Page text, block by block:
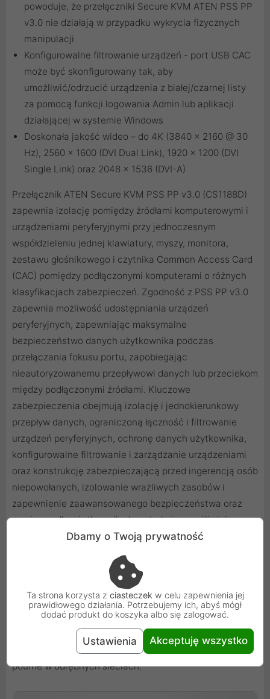
powoduje, że przełączniki Secure KVM ATEN PSS PP
v3.0 nie działają w przypadku wykrycia fizycznych
manipulacji
Konfigurowalne filtrowanie urządzeń - port USB CAC
może być skonfigurowany tak, aby
umożliwić/odrzucić urządzenia z białej/czarnej listy
za pomocą funkcji logowania Admin lub aplikacji
działającej w systemie Windows
Doskonała jakość wideo – do 4K (3840 x 2160 @ 30
Hz), 2560 x 1600 (DVI Dual Link), 1920 x 1200 (DVI
Single Link) oraz 2048 x 1536 (DVI-A)
Przełącznik ATEN Secure KVM PSS PP v3.0 (CS1188D)
zapewnia izolację pomiędzy źródłami komputerowymi i
urządzeniami peryferyjnymi przy jednoczesnym
współdzieleniu jednej klawiatury, myszy, monitora,
zestawu głośnikowego i czytnika Common Access Card
(CAC) pomiędzy podłączonymi komputerami o różnych
klasyfikacjach zabezpieczeń. Zgodność z PSS PP v3.0
zapewnia możliwość udostępniania urządzeń
peryferyjnych, zapewniając maksymalne
bezpieczeństwo danych użytkownika podczas
przełączania fokusu portu, zapobiegając
nieautoryzowanemu przepływowi danych lub przeciekom
między podłączonymi źródłami. Kluczowe
zabezpieczenia obejmują izolację i jednokierunkowy
przepływ danych, ograniczoną łączność i filtrowanie
urządzeń peryferyjnych, ochronę danych użytkownika,
konfigurowalne filtrowanie i zarządzanie urządzeniami
oraz konstrukcję zabezpieczającą przed ingerencją osób
niepowołanych, izolowanie wrażliwych zasobów i
zapewnienie zaawansowanego bezpieczeństwa oraz
przyjazną dla użytkownika konstrukcję umożliwiającą
natychmiastowe bezpieczne wdrożenie.
Dzięki wielowarstwowym zabezpieczeniom przełącznik
ATEN Secure KVM PSS PP v3.0 (CS1188D) zapewnia
wysoki poziom bezpieczeństwa komputerów
stacjonarnych i ochrony danych w takich
zastosowaniach, jak agencje rządowe, finanse i inne
organizacje, które często obsługują dane wrażliwe lub
poufne w odrębnych sieciach.
Dbamy o Twoją prywatność
Ta strona korzysta z ciasteczek w celu zapewnienia jej
prawidłowego działania. Potrzebujemy ich, abyś mógł
dodać produkt do koszyka albo się zalogować.
Ustawienia Akceptuję wszystko